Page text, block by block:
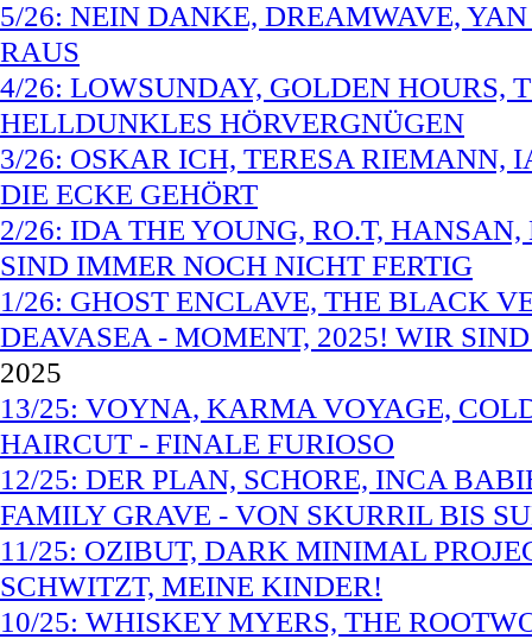
5/26: NEIN DANKE, DREAMWAVE,
RAUS
4/26: LOWSUNDAY, GOLDEN HOURS,
HELLDUNKLES HÖRVERGNÜGEN
3/26: OSKAR ICH, TERESA RIEMANN,
DIE ECKE GEHÖRT
2/26: IDA THE YOUNG, RO.T,
SIND IMMER NOCH NICHT FERTIG
1/26: GHOST ENCLAVE, THE BLACK
DEAVASEA - MOMENT, 2025! WIR
2025
13/25: VOYNA, KARMA VOYAGE,
HAIRCUT - FINALE FURIOSO
12/25: DER PLAN, SCHORE, INCA
FAMILY GRAVE - VON SKURRIL BIS
11/25: OZIBUT, DARK MINIMAL
SCHWITZT, MEINE KINDER!
10/25: WHISKEY MYERS, THE